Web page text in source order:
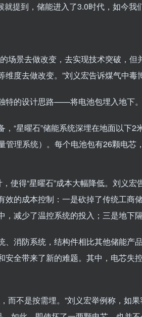
提到，储能进入了3.0时代，如今我
场景去做改变，去实现技术突破，
度去做改变。”刘义宏告诉煤气中毒
特的设计思路——将电池包埋入地下。
，“星曜石”储能系统深埋在地面以下
管理系统）。每个电池包有26颗电芯
使得“星曜石”成本大幅降低。刘义
效的成本控制：一是砍掉了传统工商
减少了温控系统的投入；三是地下
、消防系统，结构件相比其他储能产
安全带来了新的难题。其中，电芯失
而不是按需埋。”刘义宏举例称，如